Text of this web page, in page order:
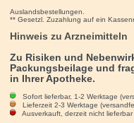
Auslandsbestellungen.
** Gesetzl. Zuzahlung auf ein
Hinweis zu Arzneimitteln
Zu Risiken und
Packungsbeilage und
in Ihrer Apotheke.
Sofort lieferbar, 1-2 Werktage
Lieferzeit 2-3 Werktage
Ausverkauft, derzeit nicht lieferbar